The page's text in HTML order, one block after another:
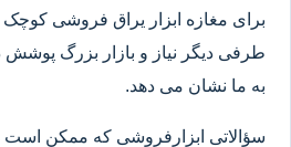
برای مغازه ابزار یراق فروشی کوچک
طرفی دیگر نیاز و بازار بزرگ پوشش
به ما نشان می دهد.
سؤالاتی ابزارفروشی که ممکن است